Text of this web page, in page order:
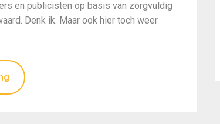
en publicisten op basis van zorgvuldig
Denk ik. Maar ook hier toch weer